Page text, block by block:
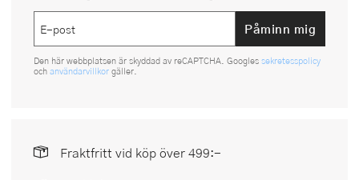
Påminn mig
Den här webbplatsen är skyddad av reCAPTCHA. Googles sekretesspolicy
och användarvillkor gäller.
Fraktfritt vid köp över 499:-